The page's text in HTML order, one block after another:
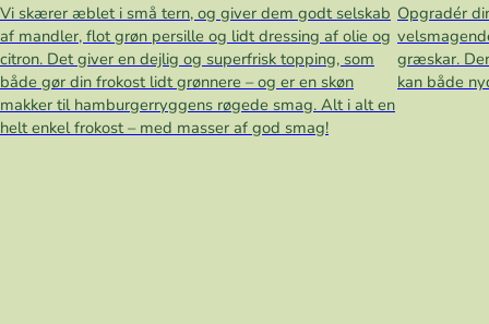
Vi skærer æblet i små tern, og giver dem godt selskab
af mandler, flot grøn persille og lidt dressing af olie og
citron. Det giver en dejlig og superfrisk topping, som
både gør din frokost lidt grønnere – og er en skøn
makker til hamburgerryggens røgede smag. Alt i alt en
helt enkel frokost – med masser af god smag!
Opgradér
græskar.
kan både